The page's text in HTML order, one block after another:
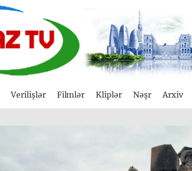
Verilişlər Filmlər Kliplər Nəşr Arxiv